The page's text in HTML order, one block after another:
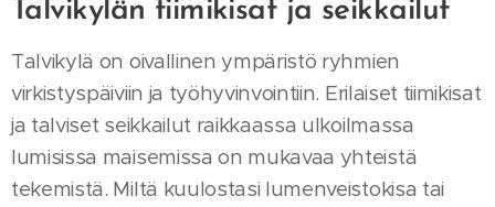
Talvikylän tiimikisat ja seikkailut
Talvikylä on oivallinen ympäristö ryhmien
virkistyspäiviin ja työhyvinvointiin. Erilaiset tiimikisat
ja talviset seikkailut raikkaassa ulkoilmassa
lumisissa maisemissa on mukavaa yhteistä
tekemistä. Miltä kuulostasi lumenveistokisa tai